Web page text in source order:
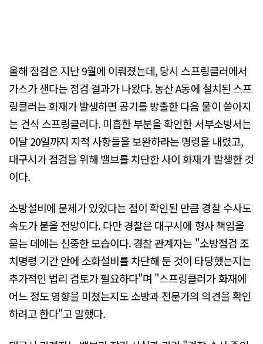
올해 점검은 지난 9월에 이뤄졌는데, 당시 스프링클러에서
가스가 샌다는 점검 결과가 나왔다. 농산 A동에 설치된 스프
링클러는 화재가 발생하면 공기를 방출한 다음 물이 쏟아지
는 건식 스프링클러다. 미흡한 부분을 확인한 서부소방서는
이달 20일까지 지적 사항들을 보완하라는 명령을 내렸고,
대구시가 점검을 위해 밸브를 차단한 사이 화재가 발생한 것
이다.
소방설비에 문제가 있었다는 점이 확인된 만큼 경찰 수사도
속도가 붙을 전망이다. 다만 경찰은 대구시에 형사 책임을
묻는 데에는 신중한 모습이다. 경찰 관계자는 "소방점검 조
치명령 기간 안에 소화설비를 차단해 둔 것이 타당했는지는
추가적인 법리 검토가 필요하다"며 "스프링클러가 화재에
어느 정도 영향을 미쳤는지도 소방과 전문가의 의견을 확인
하려고 한다"고 말했다.